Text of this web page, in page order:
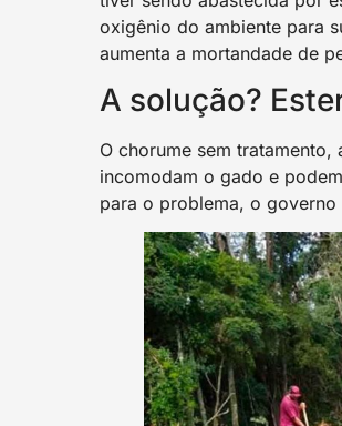
oxigênio do ambiente para
aumenta a mortandade de
A solução?
O chorume sem
incomodam o gado e
para o problema, o